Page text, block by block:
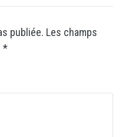
publiée. Les champs
*